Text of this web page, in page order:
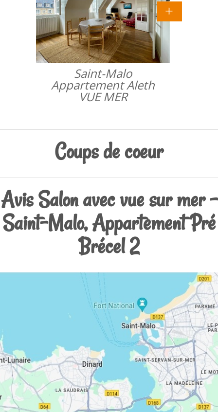
Saint-Malo
Appartement Aleth
VUE MER
Coups de coeur
Avis Salon avec vue sur mer -
Saint-Malo, Appartement Pré
Brécel 2